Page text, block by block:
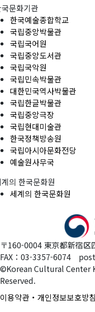
문화기관
한국예술종합학교
국립중앙박물관
국립국어원
국립중앙도서관
국립국악원
국립민속박물관
대한민국역사박물관
국립한글박물관
국립중앙극장
국립현대미술관
한국정책방송원
국립아시아문화전당
예술원사무국
의 한국문화원
세계의 한국문화원
〒160-0004 東京都新宿
FAX：03-3357-6074
©Korean Cultural Center
Reserved.
이용약관・개인정보보호방침